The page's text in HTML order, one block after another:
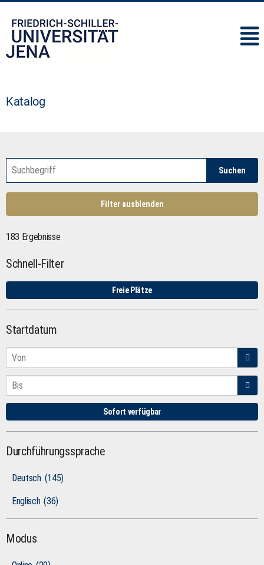
Katalog
Suchen
Filter ausblenden
183 Ergebnisse
Schnell-Filter
Freie Plätze
Startdatum
Sofort verfügbar
Durchführungssprache
Deutsch (145)
Englisch (36)
Modus